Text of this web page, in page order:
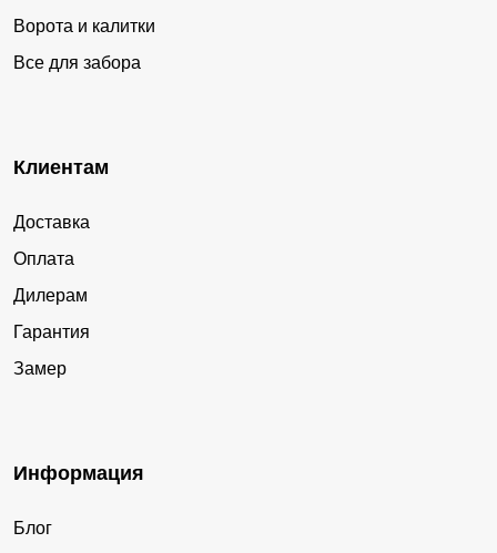
Ворота и калитки
Все для забора
Клиентам
Доставка
Оплата
Дилерам
Гарантия
Замер
Информация
Блог